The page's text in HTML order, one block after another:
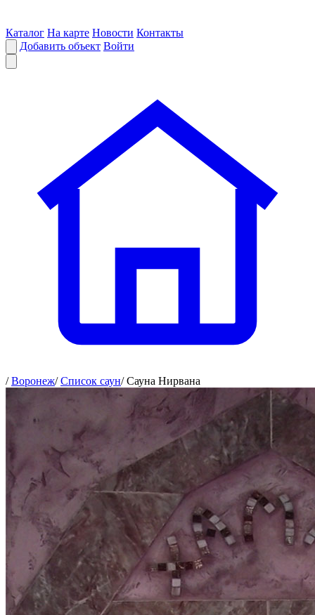
Каталог На карте Новости Контакты
Добавить объект Войти
/ Воронеж/ Список саун/ Сауна Нирвана